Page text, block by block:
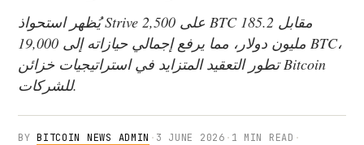
يُظهر استحواذ Strive على 2,500 BTC مقابل 185.2
مليون دولار، مما يرفع إجمالي حيازاته إلى 19,000 BTC،
تطور التعقيد المتزايد في استراتيجيات خزائن Bitcoin
للشركات.
BYBITCOIN NEWS ADMIN · 3 JUNE 2026 · 1 MIN READ ·